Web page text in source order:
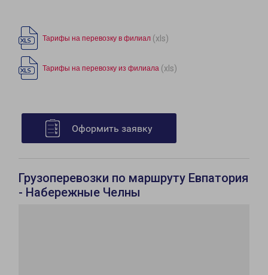
Тарифы на перевозку в филиал (xls)
Тарифы на перевозку из филиала (xls)
Оформить заявку
Грузоперевозки по маршруту Евпатория
- Набережные Челны